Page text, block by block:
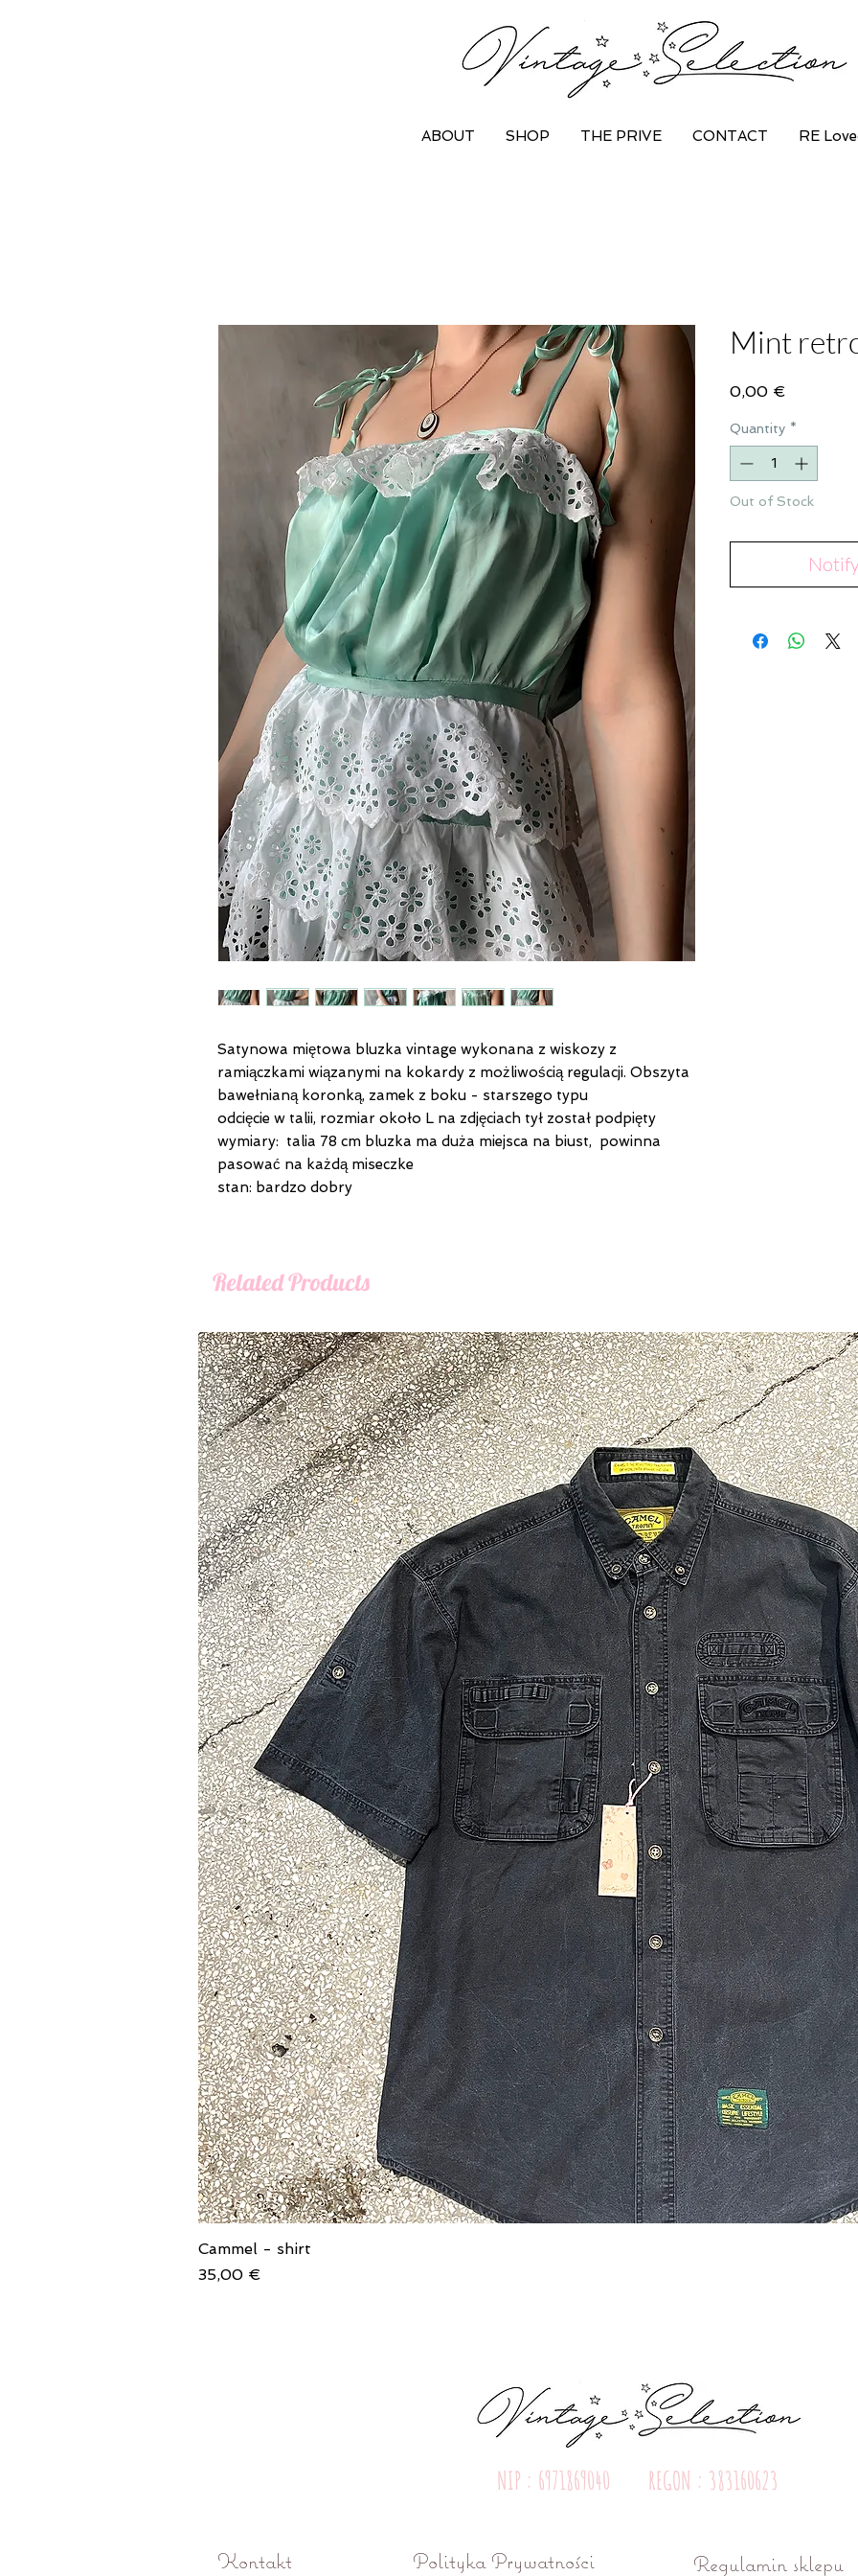
ABOUT SHOP THE PRIVE CONTACT RE
Satynowa miętowa bluzka vintage wykonana z wiskozy z
ramiączkami wiązanymi na kokardy z możliwością regulacji. Obszyta
bawełnianą koronką, zamek z boku - starszego typu
odcięcie w talii, rozmiar około L na zdjęciach tył został podpięty
wymiary: talia 78 cm bluzka ma duża miejsca na biust, powinna
pasować na każdą miseczke
stan: bardzo dobry
Mint
0,00 €
Quantity *
Out of Stock
Related Products
Cammel - shirt
Price
35,00 €
NIP : 6971869040 REGON : 383160623
O! Rokoko studio fotograficzne Poznań ul. Różana 15
Kontakt Polityka Prywatności Regulamin sklepu